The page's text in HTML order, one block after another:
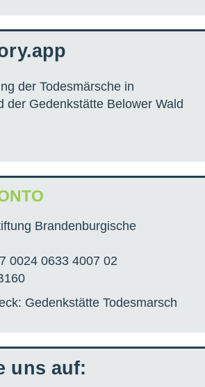
der Todesmärsche in
der Gedenkstätte Belower Wald
Brandenburgische
0024 0633 4007 02
Gedenkstätte Todesmarsch
uns auf: